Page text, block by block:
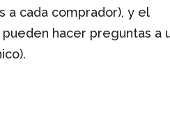
a cada comprador), y el
hacer preguntas a